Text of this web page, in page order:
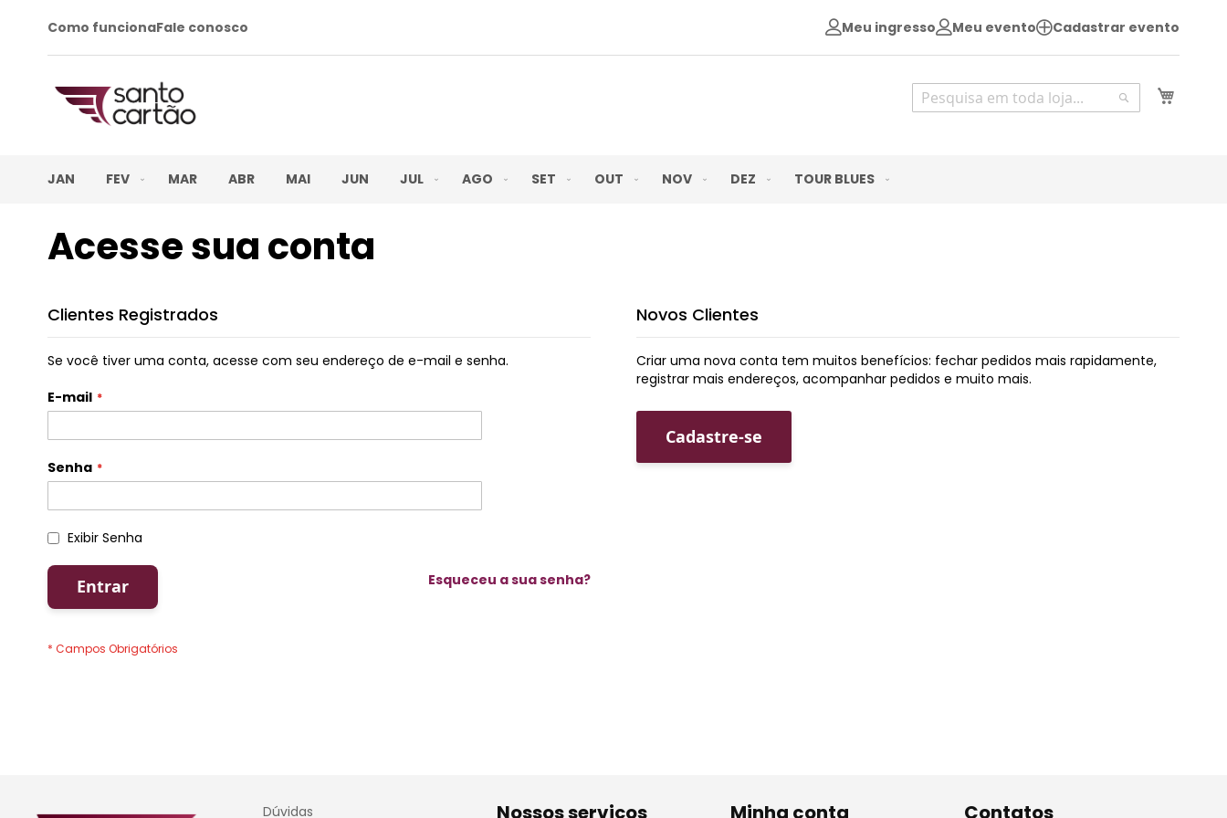
Como funcionaFale conosco Meu ingresso Meu evento Cadastrar evento
Pesquisa
Pesquisa
JAN FEV MAR ABR MAI JUN JUL AGO SET OUT NOV DEZ TOUR BLUES
Acesse sua conta
Clientes Registrados
Se você tiver uma conta, acesse com seu endereço de e-mail e senha.
E-mail
Senha
Exibir Senha
Entrar Esqueceu a sua senha?
Novos Clientes
Criar uma nova conta tem muitos benefícios: fechar pedidos mais rapidamente,
registrar mais endereços, acompanhar pedidos e muito mais.
Cadastre-se
Dúvidas Nossos serviços Minha conta Contatos